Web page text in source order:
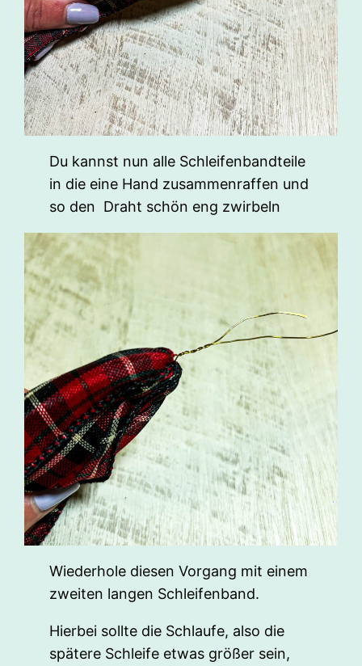
Du kannst nun alle Schleifenbandteile
in die eine Hand zusammenraffen und
so den Draht schön eng zwirbeln
Wiederhole diesen Vorgang mit einem
zweiten langen Schleifenband.
Hierbei sollte die Schlaufe, also die
spätere Schleife etwas größer sein,